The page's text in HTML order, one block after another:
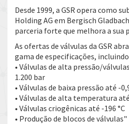
Desde 1999, a GSR opera como
Holding AG em Bergisch
parceria forte que melhora a sua
As ofertas de válvulas da GSR
gama de especificações,
• Válvulas de alta pressão/
1.200 bar
• Válvulas de baixa pressão até -
• Válvulas de alta temperatura
• Válvulas criogênicas até -196 °C
• Produção de blocos de válvulas"